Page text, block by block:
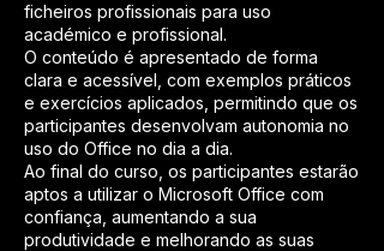
ficheiros profissionais para uso
académico e profissional.
O conteúdo é apresentado de forma
clara e acessível, com exemplos práticos
e exercícios aplicados, permitindo que os
participantes desenvolvam autonomia no
uso do Office no dia a dia.
Ao final do curso, os participantes estarão
aptos a utilizar o Microsoft Office com
confiança, aumentando a sua
produtividade e melhorando as suas